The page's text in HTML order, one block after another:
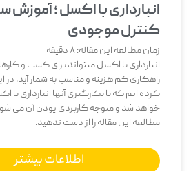
انبارداری با اکسل ؛ آموزش
کنترل موجودی
زمان مطالعه این مقاله:8دقیقه
انبارداری با اکسل میتواند برای کسب و
راهکاری کم هزینه و مناسب به شمار آید. در
کرده ایم که با بکارگیری آنها انبارداری
خواهد شد و متوجه کاربردی یودن آن می
مطالعه این مقاله را از دست ندهید.
اطلاعات بیشتر